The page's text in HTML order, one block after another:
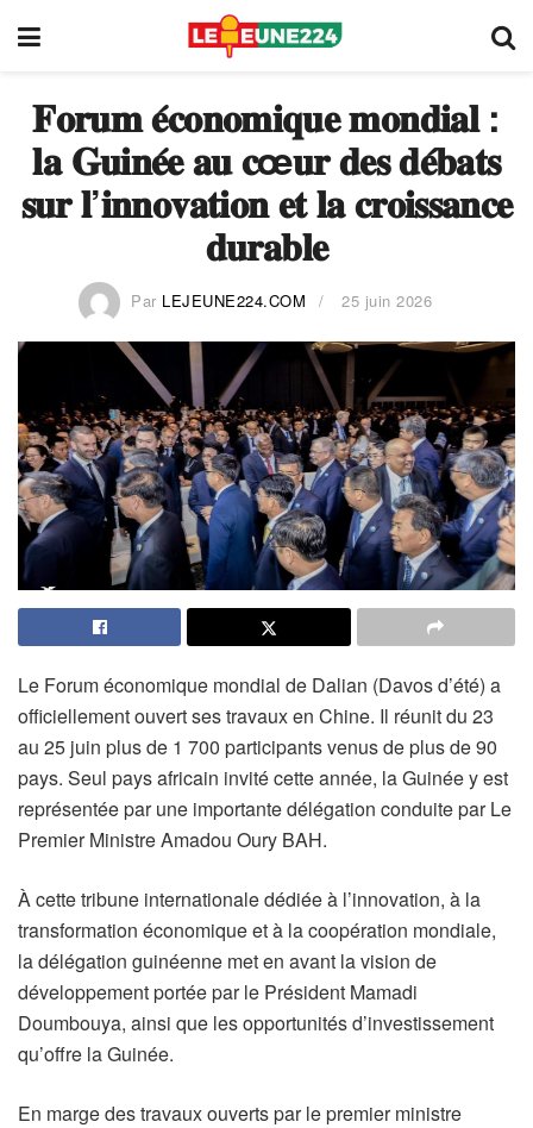
𝐅𝐨𝐫𝐮𝐦 𝐞́𝐜𝐨𝐧𝐨𝐦𝐢𝐪𝐮𝐞 𝐦𝐨𝐧𝐝𝐢𝐚𝐥 :
𝐥𝐚 𝐆𝐮𝐢𝐧𝐞́𝐞 𝐚𝐮 𝐜œ𝐮𝐫 𝐝𝐞𝐬 𝐝𝐞́𝐛𝐚𝐭𝐬
𝐬𝐮𝐫 𝐥’𝐢𝐧𝐧𝐨𝐯𝐚𝐭𝐢𝐨𝐧 𝐞𝐭 𝐥𝐚 𝐜𝐫𝐨𝐢𝐬𝐬𝐚𝐧𝐜𝐞
𝐝𝐮𝐫𝐚𝐛𝐥𝐞
Par LEJEUNE224.COM 25 juin 2026
Le Forum économique mondial de Dalian (Davos d’été) a
officiellement ouvert ses travaux en Chine. Il réunit du 23
au 25 juin plus de 1 700 participants venus de plus de 90
pays. Seul pays africain invité cette année, la Guinée y est
représentée par une importante délégation conduite par Le
Premier Ministre Amadou Oury BAH.
À cette tribune internationale dédiée à l’innovation, à la
transformation économique et à la coopération mondiale,
la délégation guinéenne met en avant la vision de
développement portée par le Président Mamadi
Doumbouya, ainsi que les opportunités d’investissement
qu’offre la Guinée.
En marge des travaux ouverts par le premier ministre